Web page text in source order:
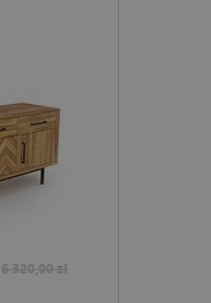
6 320,00 zł